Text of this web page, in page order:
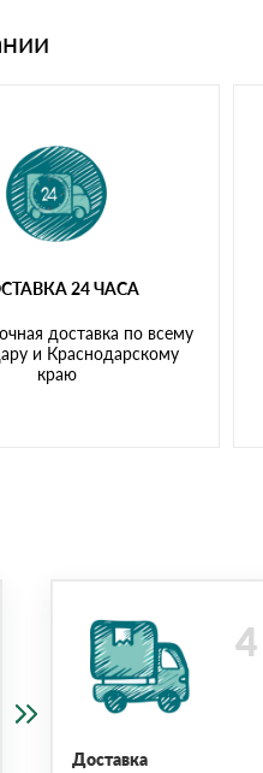
24 ЧАСА
доставка по всему
и Краснодарскому
краю
Доставка